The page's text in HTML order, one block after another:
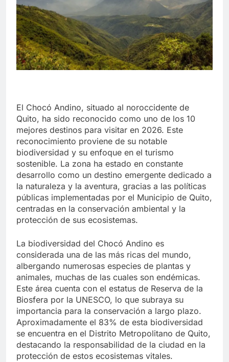
El Chocó Andino, situado al noroccidente de
Quito, ha sido reconocido como uno de los 10
mejores destinos para visitar en 2026. Este
reconocimiento proviene de su notable
biodiversidad y su enfoque en el turismo
sostenible. La zona ha estado en constante
desarrollo como un destino emergente dedicado a
la naturaleza y la aventura, gracias a las políticas
públicas implementadas por el Municipio de Quito,
centradas en la conservación ambiental y la
protección de sus ecosistemas.
La biodiversidad del Chocó Andino es
considerada una de las más ricas del mundo,
albergando numerosas especies de plantas y
animales, muchas de las cuales son endémicas.
Este área cuenta con el estatus de Reserva de la
Biosfera por la UNESCO, lo que subraya su
importancia para la conservación a largo plazo.
Aproximadamente el 83% de esta biodiversidad
se encuentra en el Distrito Metropolitano de Quito,
destacando la responsabilidad de la ciudad en la
protección de estos ecosistemas vitales.